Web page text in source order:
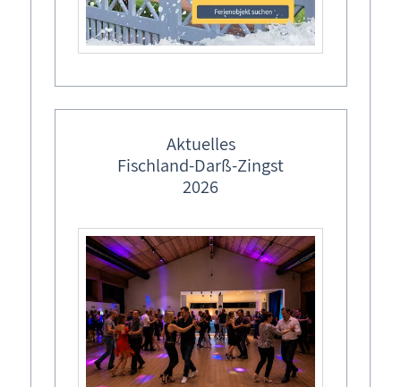
Kreatives
Reiterhöfe: Reiten & Kutschen
Ostseebäder
Veranstaltungen
Freizeitangebote
Erlebnishof Gut Darß in Born
Spiel, Spaß und Abenteuer auf Gut Darß! Der Erlebnishof ist
Aktuelles
Fischland-Darß-Zingst
2026